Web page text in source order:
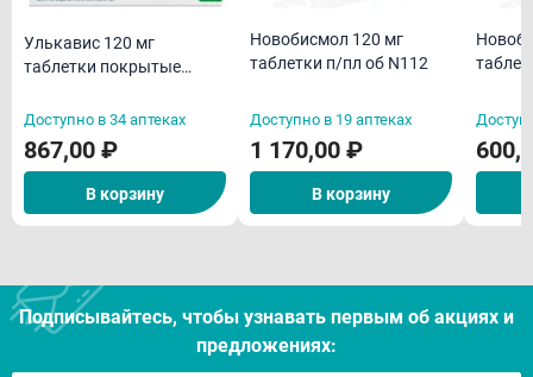
Улькавис 120 мг
таблетки покрытые
N112
Доступно в 34 аптеках
867,00 ₽
В корзину
Новобисмол 120 мг
таблетки п/пл об N112
Доступно в 19 аптеках
1 170,00 ₽
В корзину
Подписывайтесь, чтобы узнавать первым об акцияx и
предложениях: